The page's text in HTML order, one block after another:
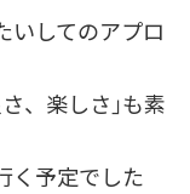
いしてのアプロ
、楽しさ｣も素
く予定でした